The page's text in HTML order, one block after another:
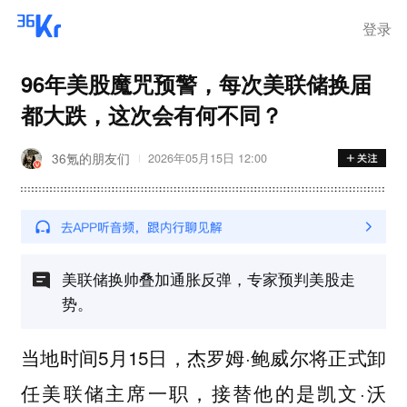
登录
96年美股魔咒预警，每次美联储换届
都大跌，这次会有何不同？
36氪的朋友们 2026年05月15日 12:00
美联储换帅叠加通胀反弹，专家预判美股走
势。
当地时间5月15日，杰罗姆·鲍威尔将正式卸
任美联储主席一职，接替他的是凯文·沃